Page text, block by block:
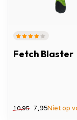
Fetch Blaster
10,95 7,95Niet op